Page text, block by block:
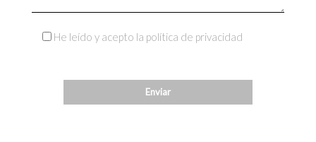
He leído y acepto la política de privacidad